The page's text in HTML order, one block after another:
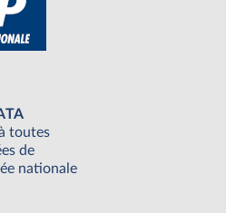
toutes
de
nationale